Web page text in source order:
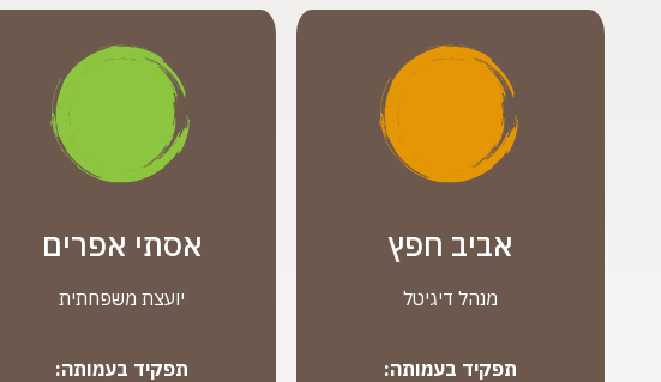
אביב חפץ
מנהל דיגיטל
תפקיד בעמותה:
אסתי אפרים
יועצת משפחתית
תפקיד בעמותה: